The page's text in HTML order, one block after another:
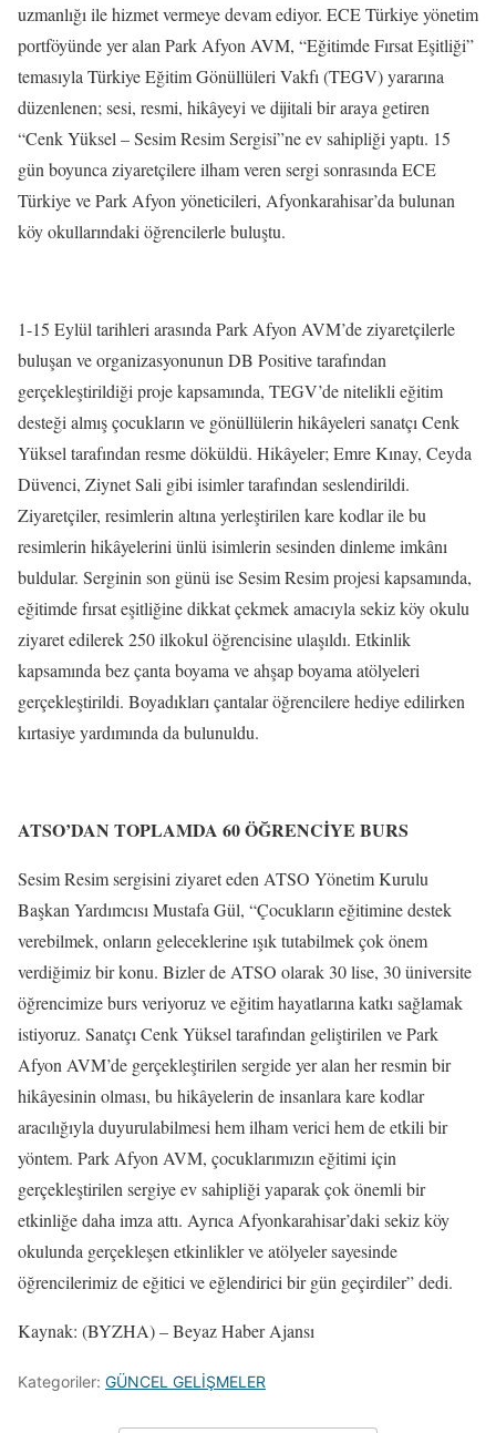
uzmanlığı ile hizmet vermeye devam ediyor. ECE Türkiye yönetim
portföyünde yer alan Park Afyon AVM, “Eğitimde Fırsat Eşitliği”
temasıyla Türkiye Eğitim Gönüllüleri Vakfı (TEGV) yararına
düzenlenen; sesi, resmi, hikâyeyi ve dijitali bir araya getiren
“Cenk Yüksel – Sesim Resim Sergisi”ne ev sahipliği yaptı. 15
gün boyunca ziyaretçilere ilham veren sergi sonrasında ECE
Türkiye ve Park Afyon yöneticileri, Afyonkarahisar’da bulunan
köy okullarındaki öğrencilerle buluştu.
1-15 Eylül tarihleri arasında Park Afyon AVM’de ziyaretçilerle
buluşan ve organizasyonunun DB Positive tarafından
gerçekleştirildiği proje kapsamında, TEGV’de nitelikli eğitim
desteği almış çocukların ve gönüllülerin hikâyeleri sanatçı Cenk
Yüksel tarafından resme döküldü. Hikâyeler; Emre Kınay, Ceyda
Düvenci, Ziynet Sali gibi isimler tarafından seslendirildi.
Ziyaretçiler, resimlerin altına yerleştirilen kare kodlar ile bu
resimlerin hikâyelerini ünlü isimlerin sesinden dinleme imkânı
buldular. Serginin son günü ise Sesim Resim projesi kapsamında,
eğitimde fırsat eşitliğine dikkat çekmek amacıyla sekiz köy okulu
ziyaret edilerek 250 ilkokul öğrencisine ulaşıldı. Etkinlik
kapsamında bez çanta boyama ve ahşap boyama atölyeleri
gerçekleştirildi. Boyadıkları çantalar öğrencilere hediye edilirken
kırtasiye yardımında da bulunuldu.
ATSO’DAN TOPLAMDA 60 ÖĞRENCİYE BURS
Sesim Resim sergisini ziyaret eden ATSO Yönetim Kurulu
Başkan Yardımcısı Mustafa Gül, “Çocukların eğitimine destek
verebilmek, onların geleceklerine ışık tutabilmek çok önem
verdiğimiz bir konu. Bizler de ATSO olarak 30 lise, 30 üniversite
öğrencimize burs veriyoruz ve eğitim hayatlarına katkı sağlamak
istiyoruz. Sanatçı Cenk Yüksel tarafından geliştirilen ve Park
Afyon AVM’de gerçekleştirilen sergide yer alan her resmin bir
hikâyesinin olması, bu hikâyelerin de insanlara kare kodlar
aracılığıyla duyurulabilmesi hem ilham verici hem de etkili bir
yöntem. Park Afyon AVM, çocuklarımızın eğitimi için
gerçekleştirilen sergiye ev sahipliği yaparak çok önemli bir
etkinliğe daha imza attı. Ayrıca Afyonkarahisar’daki sekiz köy
okulunda gerçekleşen etkinlikler ve atölyeler sayesinde
öğrencilerimiz de eğitici ve eğlendirici bir gün geçirdiler” dedi.
Kaynak: (BYZHA) – Beyaz Haber Ajansı
Kategoriler: GÜNCEL GELİŞMELER